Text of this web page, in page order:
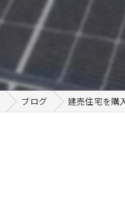
ブログ 建売住宅を購